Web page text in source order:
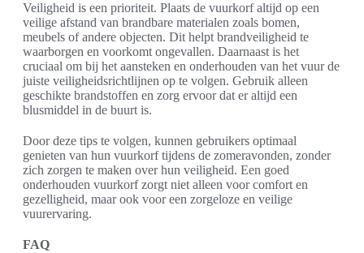
Veiligheid is een prioriteit. Plaats de vuurkorf altijd op een
veilige afstand van brandbare materialen zoals bomen,
meubels of andere objecten. Dit helpt brandveiligheid te
waarborgen en voorkomt ongevallen. Daarnaast is het
cruciaal om bij het aansteken en onderhouden van het vuur de
juiste veiligheidsrichtlijnen op te volgen. Gebruik alleen
geschikte brandstoffen en zorg ervoor dat er altijd een
blusmiddel in de buurt is.
Door deze tips te volgen, kunnen gebruikers optimaal
genieten van hun vuurkorf tijdens de zomeravonden, zonder
zich zorgen te maken over hun veiligheid. Een goed
onderhouden vuurkorf zorgt niet alleen voor comfort en
gezelligheid, maar ook voor een zorgeloze en veilige
vuurervaring.
FAQ